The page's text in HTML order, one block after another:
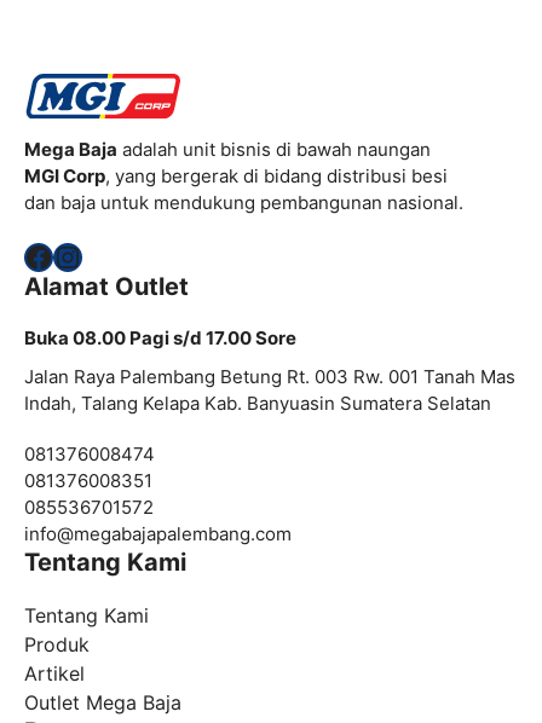
Mega Baja adalah unit bisnis di bawah naungan
MGI Corp, yang bergerak di bidang distribusi besi
dan baja untuk mendukung pembangunan nasional.
Facebook
Instagram
Alamat Outlet
Buka 08.00 Pagi s/d 17.00 Sore
Jalan Raya Palembang Betung Rt. 003 Rw. 001 Tanah Mas
Indah, Talang Kelapa Kab. Banyuasin Sumatera Selatan
081376008474
081376008351
085536701572
info@megabajapalembang.com
Tentang Kami
Tentang Kami
Produk
Artikel
Outlet Mega Baja